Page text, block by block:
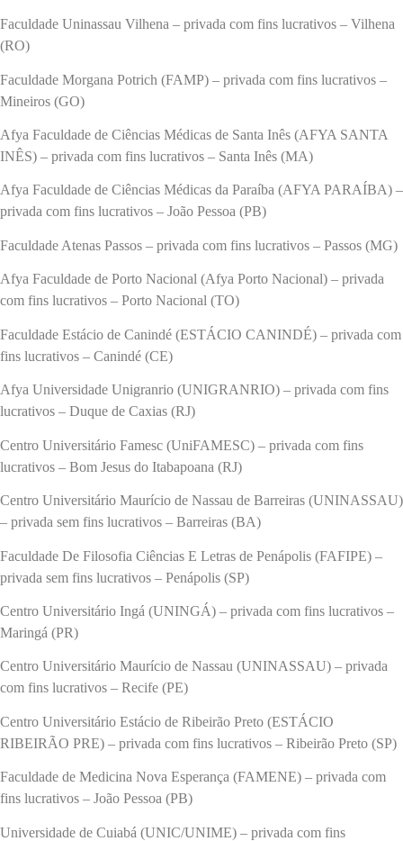
Faculdade Uninassau Vilhena – privada com fins lucrativos – Vilhena
(RO)
Faculdade Morgana Potrich (FAMP) – privada com fins lucrativos –
Mineiros (GO)
Afya Faculdade de Ciências Médicas de Santa Inês (AFYA SANTA
INÊS) – privada com fins lucrativos – Santa Inês (MA)
Afya Faculdade de Ciências Médicas da Paraíba (AFYA PARAÍBA) –
privada com fins lucrativos – João Pessoa (PB)
Faculdade Atenas Passos – privada com fins lucrativos – Passos (MG)
Afya Faculdade de Porto Nacional (Afya Porto Nacional) – privada
com fins lucrativos – Porto Nacional (TO)
Faculdade Estácio de Canindé (ESTÁCIO CANINDÉ) – privada com
fins lucrativos – Canindé (CE)
Afya Universidade Unigranrio (UNIGRANRIO) – privada com fins
lucrativos – Duque de Caxias (RJ)
Centro Universitário Famesc (UniFAMESC) – privada com fins
lucrativos – Bom Jesus do Itabapoana (RJ)
Centro Universitário Maurício de Nassau de Barreiras (UNINASSAU)
– privada sem fins lucrativos – Barreiras (BA)
Faculdade De Filosofia Ciências E Letras de Penápolis (FAFIPE) –
privada sem fins lucrativos – Penápolis (SP)
Centro Universitário Ingá (UNINGÁ) – privada com fins lucrativos –
Maringá (PR)
Centro Universitário Maurício de Nassau (UNINASSAU) – privada
com fins lucrativos – Recife (PE)
Centro Universitário Estácio de Ribeirão Preto (ESTÁCIO
RIBEIRÃO PRE) – privada com fins lucrativos – Ribeirão Preto (SP)
Faculdade de Medicina Nova Esperança (FAMENE) – privada com
fins lucrativos – João Pessoa (PB)
Universidade de Cuiabá (UNIC/UNIME) – privada com fins